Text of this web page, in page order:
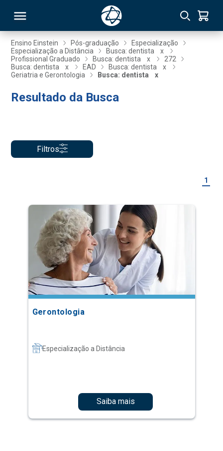
Ensino Einstein Pós-graduação
Especialização
Especialização a Distância
Busca: dentista
x
Profissional Graduado
Busca: dentista x
272
Busca: dentista
x EAD Busca: dentista
x
Geriatria e Gerontologia
Busca: dentista x
Resultado da Busca
Filtros
1
Gerontologia
Especialização a Distância
Saiba mais